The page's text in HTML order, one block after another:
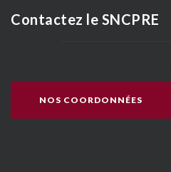
Contactez le SNCPRE
NOS COORDONNÉES